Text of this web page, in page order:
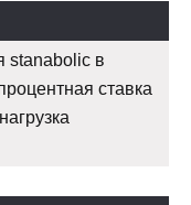
stanabolic в
ставка